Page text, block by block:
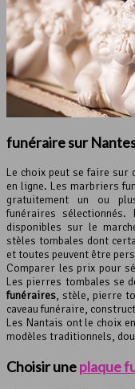
funérairesur
Le choix peut se faire sur
en ligne. Les marbriers
gratuitement un ou
funéraires sélectionnés.
disponibles sur le
stèles tombales dont
et toutes peuvent être
Comparer les prix pour
Les pierres tombales se
funéraires, stèle, pierre
caveau funéraire,
Les Nantais ont le choix
modèles traditionnels,
Choisir uneplaque